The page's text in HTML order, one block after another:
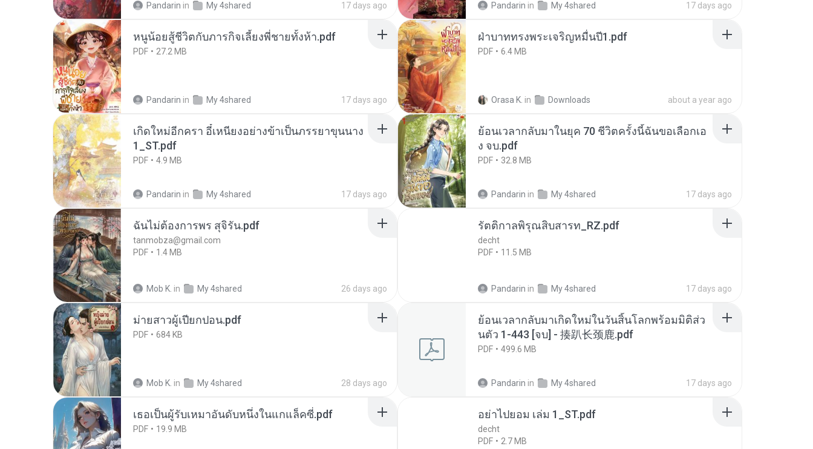
Pandarin in My 4shared 17 days ago Pandarin in My 4shared 17 days ago
หนูน้อยสู้ชีวิตกับภารกิจเลี้ยงพี่ชายทั้งห้า.pdf
PDF 27.2 MB
Pandarin in My 4shared 17 days ago
ฝ่าบาททรงพระเจริญหมื่นปี1.pdf
PDF 6.4 MB
Orasa K. in Downloads about a year ago
เกิดใหม่อีกครา อี๋เหนียงอย่างข้าเป็นภรรยาขุนนาง
1_ST.pdf
PDF 4.9 MB
Pandarin in My 4shared 17 days ago
ย้อนเวลากลับมาในยุค 70 ชีวิตครั้งนี้ฉันขอเลือกเอ
ง จบ.pdf
PDF 32.8 MB
Pandarin in My 4shared 17 days ago
ฉันไม่ต้องการพร สุจิรัน.pdf
tanmobza@gmail.com
PDF
1.4 MB
Mob K. in My 4shared 26 days ago
รัตติกาลพิรุณสิบสารท_RZ.pdf
decht
PDF
11.5 MB
Pandarin in My 4shared 17 days ago
ม่ายสาวผู้เปียกปอน.pdf
PDF 684 KB
Mob K. in My 4shared 28 days ago
ย้อนเวลากลับมาเกิดใหม่ในวันสิ้นโลกพร้อมมิติส่ว
นตัว 1-443 [จบ] - 揍趴长颈鹿.pdf
PDF 499.6 MB
Pandarin in My 4shared 17 days ago
เธอเป็นผู้รับเหมาอันดับหนึ่งในแกแล็คซี่.pdf
PDF 19.9 MB
อย่าไปยอม เล่ม 1_ST.pdf
decht
PDF
2.7 MB